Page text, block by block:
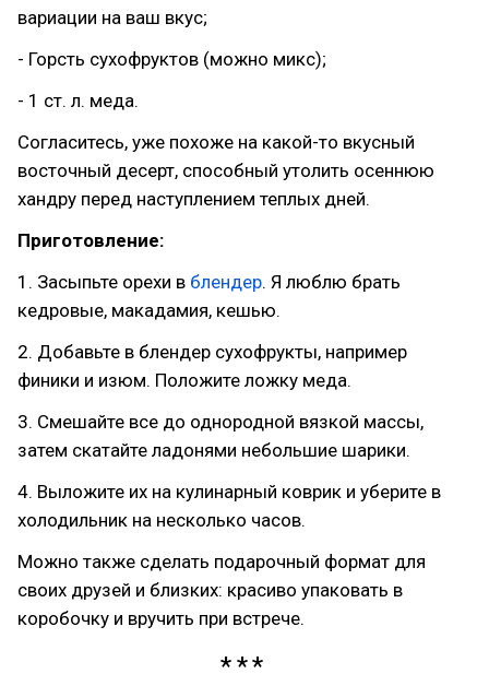
вариации на ваш вкус;
- Горсть сухофруктов (можно микс);
- 1 ст. л. меда.
Согласитесь, уже похоже на какой-то вкусный
восточный десерт, способный утолить осеннюю
хандру перед наступлением теплых дней.
Приготовление:
1. Засыпьте орехи в блендер. Я люблю брать
кедровые, макадамия, кешью.
2. Добавьте в блендер сухофрукты, например
финики и изюм. Положите ложку меда.
3. Смешайте все до однородной вязкой массы,
затем скатайте ладонями небольшие шарики.
4. Выложите их на кулинарный коврик и уберите в
холодильник на несколько часов.
Можно также сделать подарочный формат для
своих друзей и близких: красиво упаковать в
коробочку и вручить при встрече.